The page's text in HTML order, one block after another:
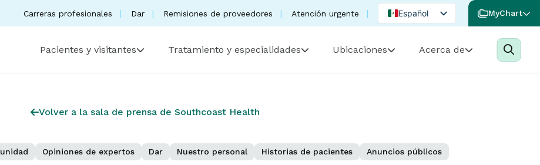
Carreras profesionales Dar Remisiones de proveedores Atención urgente
Español
Portuguese
MyChart
Pacientes y visitantes Tratamiento y especialidades Ubicaciones Acerca de
Volver a la sala de prensa de Southcoast Health
Opiniones de expertos Dar Nuestro personal Historias de pacientes Anuncios públicos